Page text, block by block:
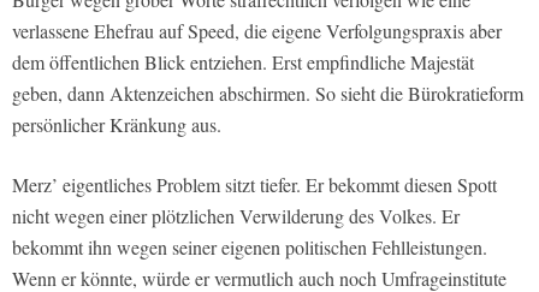
verlassene Ehefrau auf Speed, die eigene Verfolgungspraxis aber
dem öffentlichen Blick entziehen. Erst empfindliche Majestät
geben, dann Aktenzeichen abschirmen. So sieht die Bürokratieform
persönlicher Kränkung aus.
Merz’ eigentliches Problem sitzt tiefer. Er bekommt diesen Spott
nicht wegen einer plötzlichen Verwilderung des Volkes. Er
bekommt ihn wegen seiner eigenen politischen Fehlleistungen.
Wenn er könnte, würde er vermutlich auch noch Umfrageinstitute